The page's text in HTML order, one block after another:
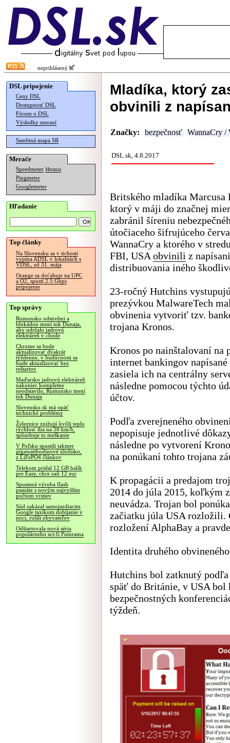
neprihlásený
DSL pripojenie
Ceny DSL
Dostupnosť DSL
Fórum o DSL
Výsledky meraní
Satelitná mapa SR
Merače
Speedmeter Merania
Pingmeter
Googlemeter
Hľadanie
Top články
Na Slovensku sa v tichosti
vypína ADSL v lokalitách s
VDSL, už 31. mája
Orange sa doťahuje na UPC
a O2, spustí 2.5 Gbps
pripojenie
Top správy
Rumunsko odstrelmi a
blokádou mení tok Dunaja,
aby udržalo jadrovú
elektráreň v chode
Chrome sa bude
aktualizovať dvakrát
týždenne, v budúcnosti sa
bude aktualizovať bez
reštartov
Maďarsko jadrovú elektráreň
nakoniec kompletne
neodstavilo, Rumunsko mení
tok Dunaja
Slovensko.sk má opäť
technické problémy
Železnice znižujú kvôli teplu
rýchlosť iba na 50 km/h,
spôsobuje to meškanie
V Poľsku spustili takmer
gigawatthodinové úložisko,
z LiFePO4 článkov
Telekom pridal 12 GB balík
pre Easy, chce zaň 12 eur
Spustená výroba flash
pamäte s novým najvyšším
počtom vrstiev
Súd zakázal samojazdiacim
Google taxíkom dobíjanie v
noci, rušili obyvateľov
Odštartovala nová séria
populárneho sci-fi Futurama
Mladíka, ktorý
obvinili z
Značky: bezpečnosť WannaCry /
DSL.sk, 4.8.2017
Britského mladíka Marcusa
ktorý v máji do značnej
zabránil šíreniu
útočiaceho šifrujúceho červa
WannaCry a ktorého v
FBI, USA obvinili z
distribuovania iného
23-ročný Hutchins
prezývkou MalwareTech
obvinenia vytvoriť tzv.
trojana Kronos.
Kronos po nainštalovaní na
internet bankingov
zasiela ich na centrálny
následne pomocou týchto
účtov.
Podľa zverejneného
nepopisuje jednotlivé
následne po vytvorení
na ponúkaní tohto trojana
K propagácii a predajom
2014 do júla 2015, koľkým
neuvádza. Trojan bol
začiatku júla USA rozložili.
rozložení AlphaBay a
Identita druhého
Hutchins bol zatknutý
späť do Británie, v USA bol
bezpečnostných
týždeň.